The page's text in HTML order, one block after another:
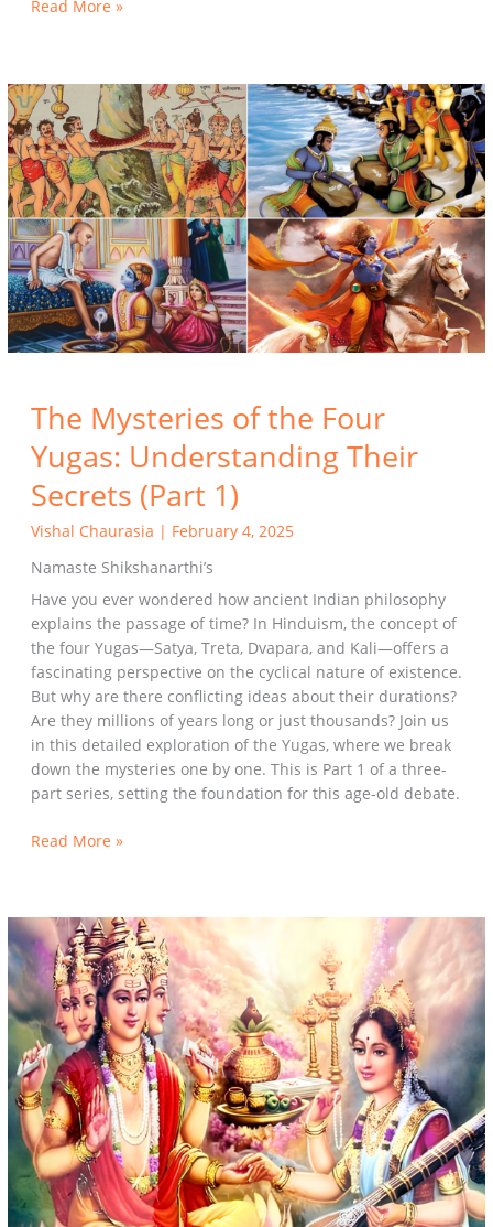
Read More »
The Mysteries of the Four
Yugas: Understanding Their
Secrets (Part 1)
Vishal Chaurasia | February 4, 2025
Namaste Shikshanarthi’s
Have you ever wondered how ancient Indian philosophy
explains the passage of time? In Hinduism, the concept of
the four Yugas—Satya, Treta, Dvapara, and Kali—offers a
fascinating perspective on the cyclical nature of existence.
But why are there conflicting ideas about their durations?
Are they millions of years long or just thousands? Join us
in this detailed exploration of the Yugas, where we break
down the mysteries one by one. This is Part 1 of a three-
part series, setting the foundation for this age-old debate.
The
Mysteries
of
the
Four
Yugas:
Understanding
Their
Secrets
(Part
1)
Read More »
Truth
Behind
the
Brahma-
Saraswati
Controversy:
Debunking
Myths
with
Wisdom